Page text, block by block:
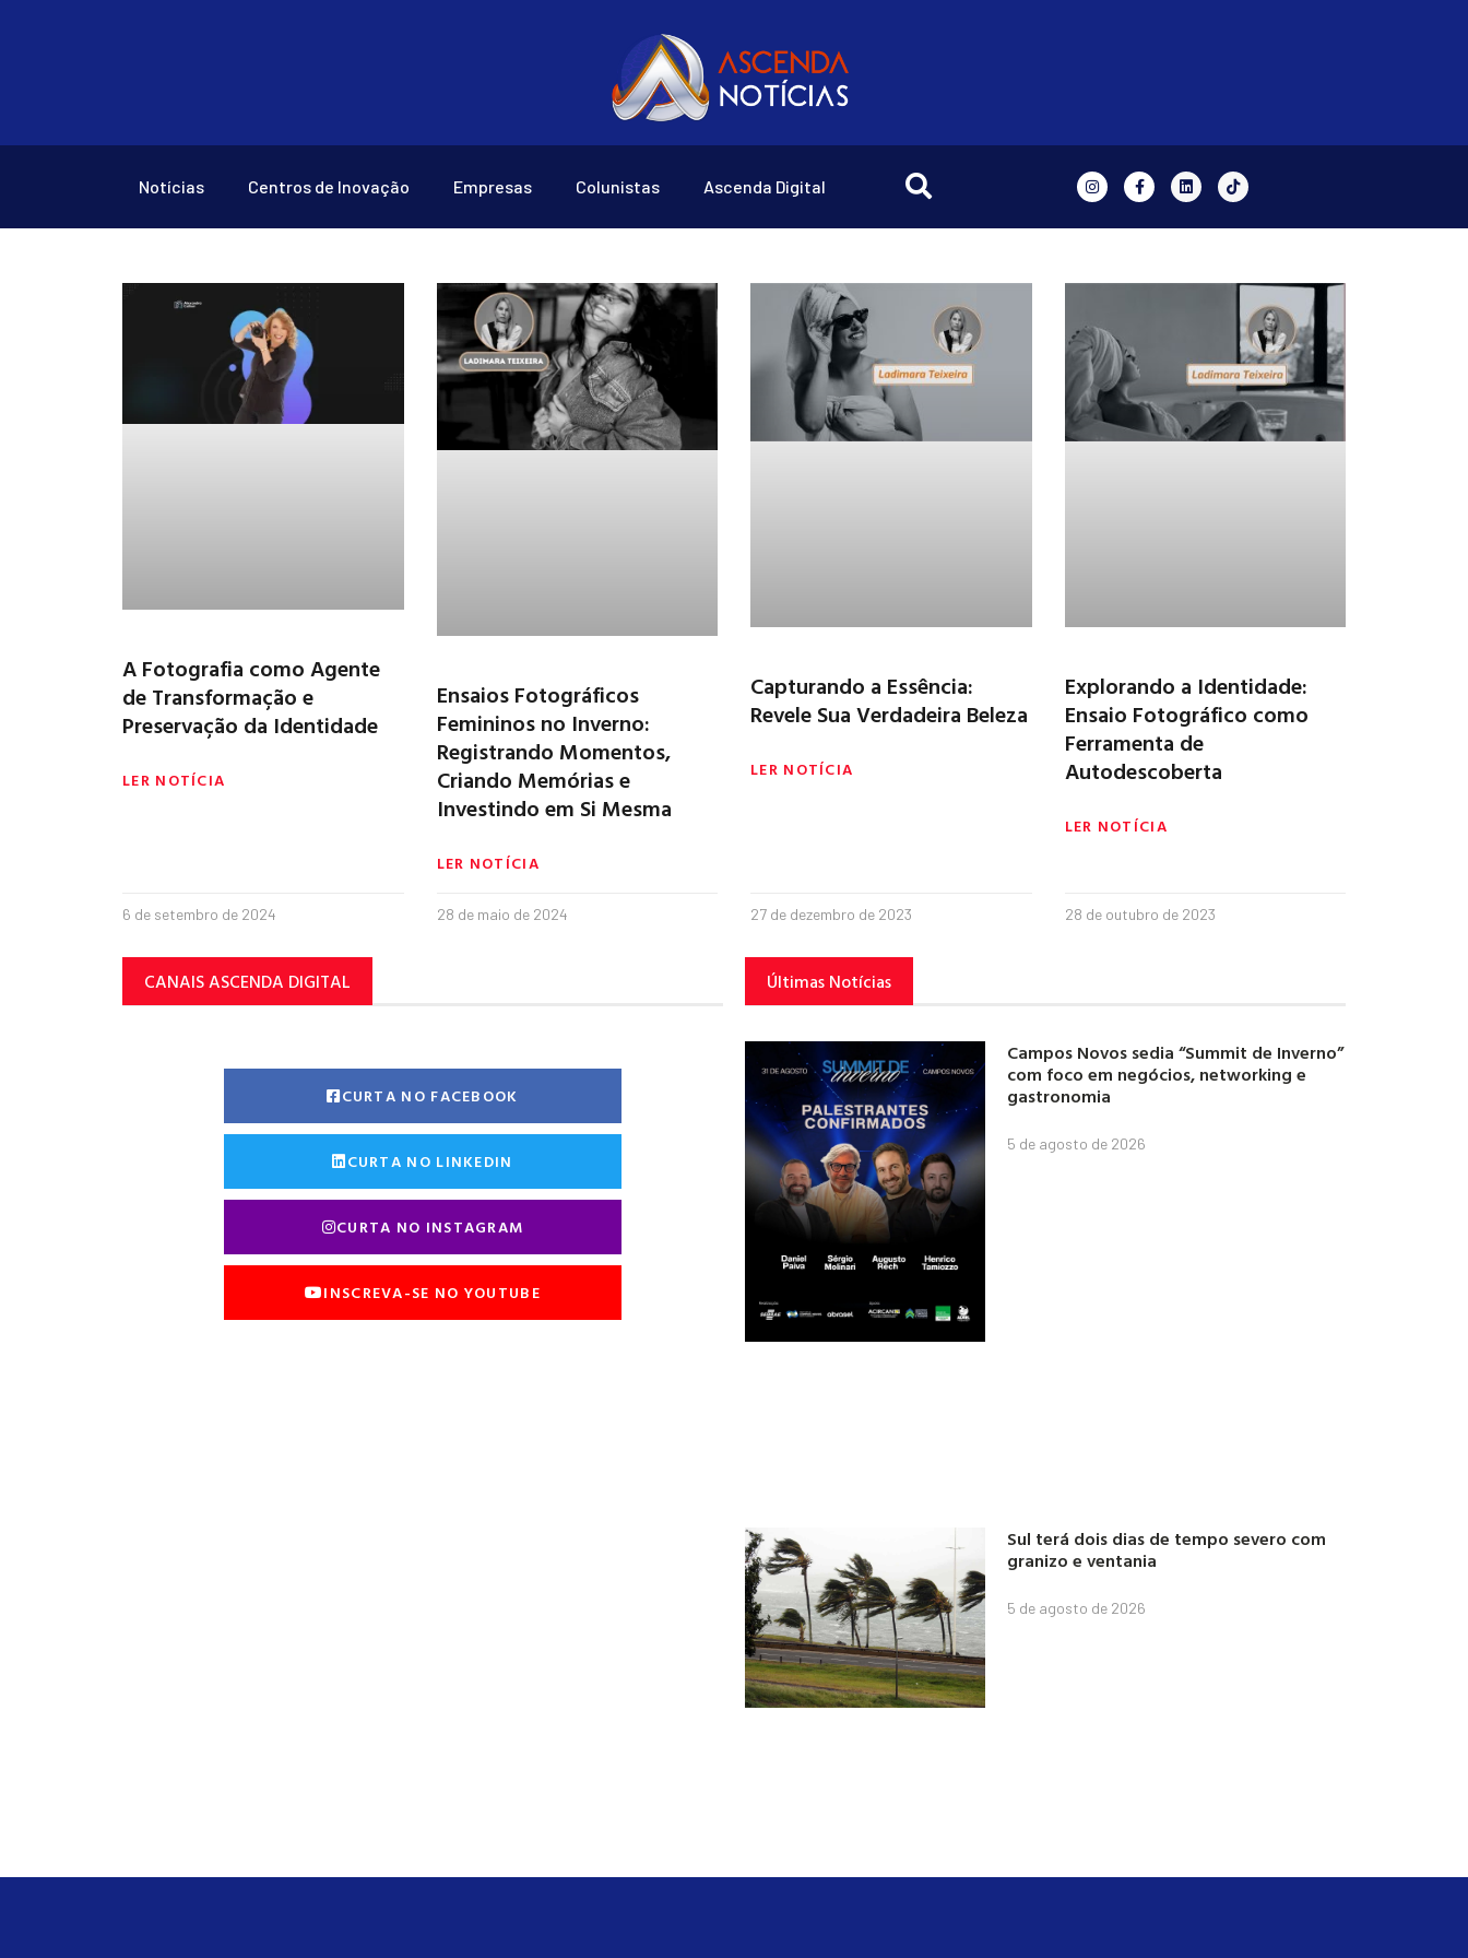
Notícias Centros de Inovação Empresas Colunistas Ascenda Digital
A Fotografia como Agente
de Transformação e
Preservação da Identidade
LER NOTÍCIA
6 de setembro de 2024
Ensaios Fotográficos
Femininos no Inverno:
Registrando Momentos,
Criando Memórias e
Investindo em Si Mesma
LER NOTÍCIA
28 de maio de 2024
Capturando a Essência:
Revele Sua Verdadeira Beleza
LER NOTÍCIA
27 de dezembro de 2023
Explorando a Identidade:
Ensaio Fotográfico como
Ferramenta de
Autodescoberta
LER NOTÍCIA
28 de outubro de 2023
CANAIS ASCENDA DIGITAL
CURTA NO FACEBOOK
CURTA NO LINKEDIN
CURTA NO INSTAGRAM
INSCREVA-SE NO YOUTUBE
Últimas Notícias
Campos Novos sedia “Summit de Inverno”
com foco em negócios, networking e
gastronomia
5 de agosto de 2026
Sul terá dois dias de tempo severo com
granizo e ventania
5 de agosto de 2026